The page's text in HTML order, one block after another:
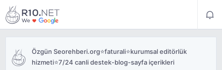
Özgün Seorehberi.org⭐faturali⭐kurumsal editörlük
hizmeti⭐7/24 canli destek-blog-sayfa içerikleri